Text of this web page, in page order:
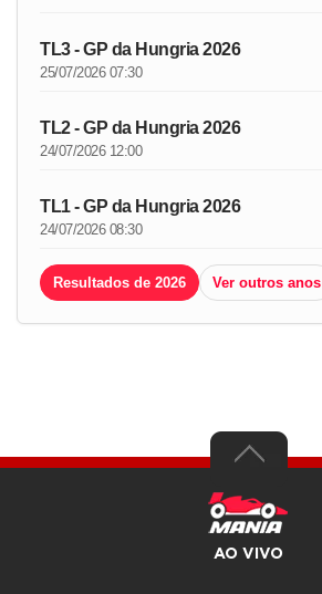
TL3 - GP da Hungria 2026
25/07/2026 07:30
TL2 - GP da Hungria 2026
24/07/2026 12:00
TL1 - GP da Hungria 2026
24/07/2026 08:30
Resultados de 2026 Ver outros anos
AO VIVO